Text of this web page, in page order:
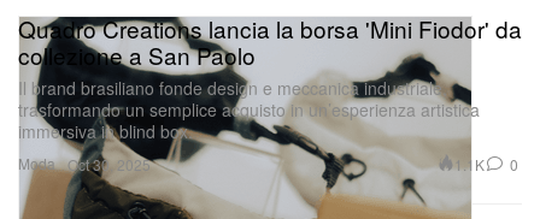
Moda
Quadro Creations lancia la borsa 'Mini Fiodor' da
collezione a San Paolo
Il brand brasiliano fonde design e meccanica industriale,
trasformando un semplice acquisto in un’esperienza artistica
immersiva in blind box.
Oct 30, 2025 1.1K 0